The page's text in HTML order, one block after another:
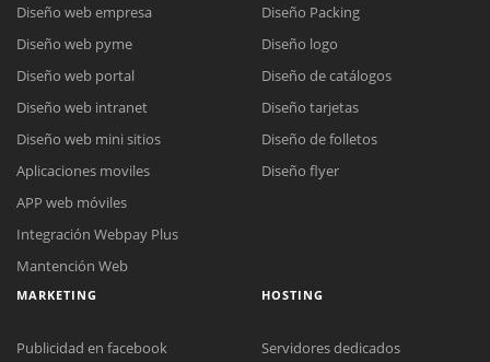
Diseño web empresa
Diseño web pyme
Diseño web portal
Diseño web intranet
Diseño web mini sitios
Aplicaciones moviles
APP web móviles
Integración Webpay Plus
Mantención Web
Diseño Packing
Diseño logo
Diseño de catálogos
Diseño tarjetas
Diseño de folletos
Diseño flyer
MARKETING
Publicidad en facebook
HOSTING
Servidores dedicados